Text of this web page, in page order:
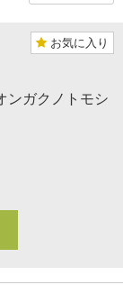
お気に入り
ガクノトモシ